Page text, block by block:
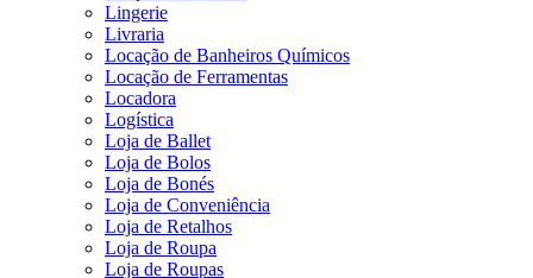
Lingerie
Livraria
Locação de Banheiros Químicos
Locação de Ferramentas
Locadora
Logística
Loja de Ballet
Loja de Bolos
Loja de Bonés
Loja de Conveniência
Loja de Retalhos
Loja de Roupa
Loja de Roupas